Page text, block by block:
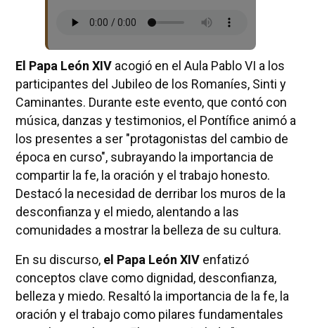
El Papa León XIVacogió en el Aula Pablo VI a los
participantes del Jubileo de los Romaníes, Sinti y
Caminantes. Durante este evento, que contó con
música, danzas y testimonios, el Pontífice animó a
los presentes a ser "protagonistas del cambio de
época en curso", subrayando la importancia de
compartir la fe, la oración y el trabajo honesto.
Destacó la necesidad de derribar los muros de la
desconfianza y el miedo, alentando a las
comunidades a mostrar la belleza de su cultura.
En su discurso, el Papa León XIVenfatizó
conceptos clave como dignidad, desconfianza,
belleza y miedo. Resaltó la importancia de la fe, la
oración y el trabajo como pilares fundamentales